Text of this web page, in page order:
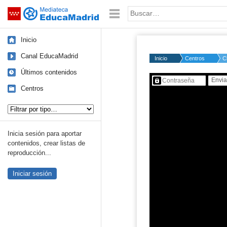
Saltar navegación Palabra o frase:
Inicio
Canal EducaMadrid
Últimos contenidos
Centros
Inicia sesión para aportar
contenidos, crear listas de
reproducción...
Iniciar sesión
Inicio Centros
Contenido protegido…